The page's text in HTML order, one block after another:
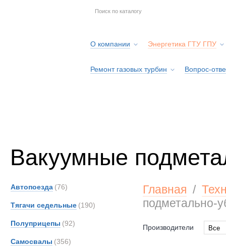
О компании Энергетика ГТУ ГПУ
Ремонт газовых турбин Вопрос-
Вакуумные
Автопоезда (76)
Тягачи седельные (190)
Полуприцепы (92)
Самосвалы (356)
Главная /
подметально-
Производители
Все